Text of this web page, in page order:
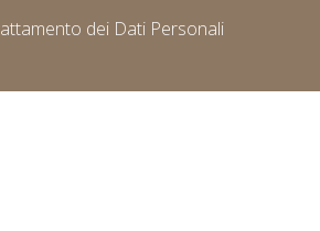
dei Dati Personali